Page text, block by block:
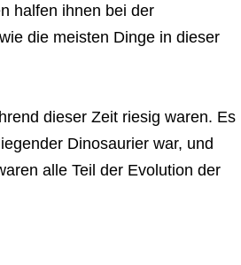
halfen ihnen bei der
die meisten Dinge in dieser
dieser Zeit riesig waren. Es
Dinosaurier war, und
alle Teil der Evolution der